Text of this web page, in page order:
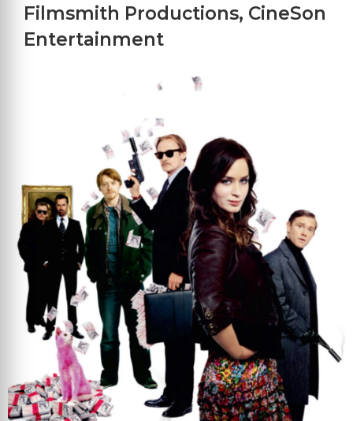
Filmsmith Productions, CineSon
Entertainment